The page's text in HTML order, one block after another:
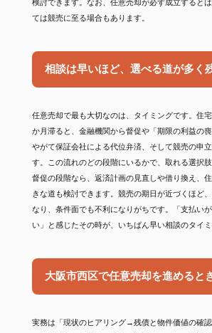
検討できます。なお、任意売却が必ず成立すると
ては競売に至る場合もあります。
相談は早いほど、選べる道が多く
任意売却で最も大切なのは、タイミングです。住
か月滞ると、金融機関から督促や「期限の利益の喪
やがて保証会社による代位弁済、そして競売の申
す。この流れのどの段階にいるかで、取れる選択
督促の段階なら、返済計画の見直しや借り換え、
きな道も検討できます。競売の期日が近づくほど
なり、条件面でも不利になりがちです。「支払い
い」と感じたその時が、いちばん早い相談のタイミ
大阪市西区で任意売却を進めると
実務は「現状のヒアリング→残債と物件価値の確